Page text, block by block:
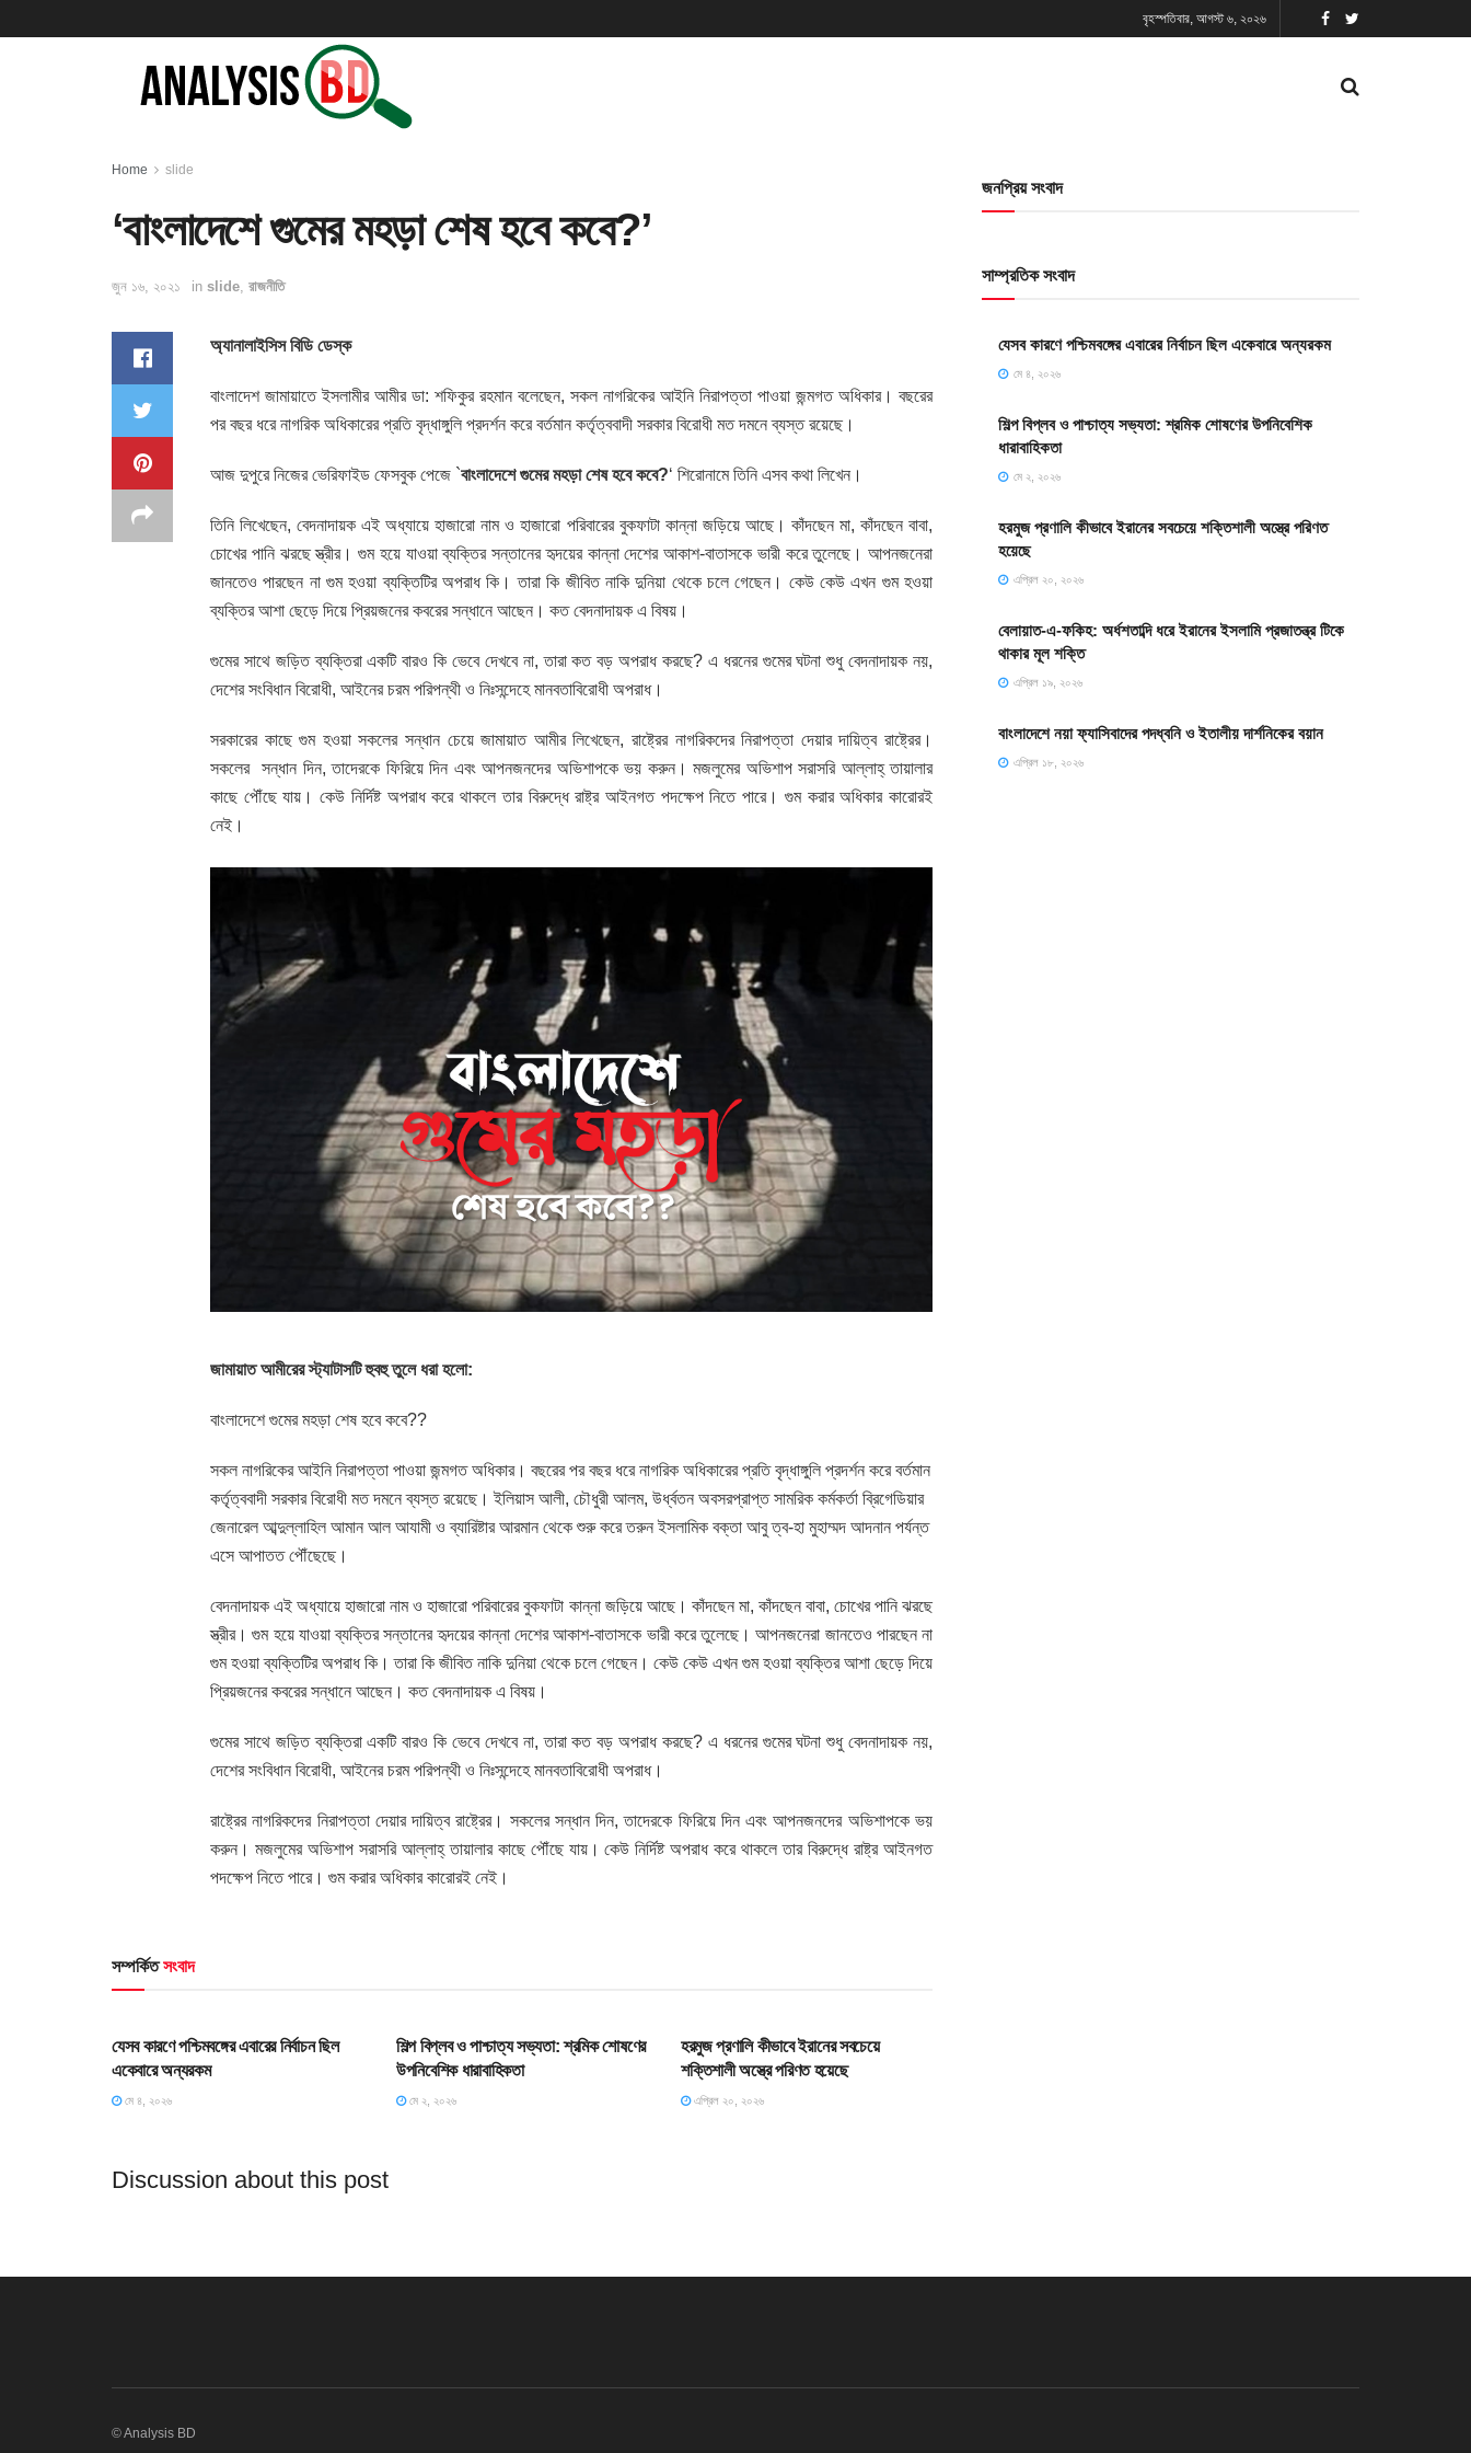
বৃহস্পতিবার, আগস্ট ৬, ২০২৬
Home slide
‘বাংলাদেশে গুমের মহড়া শেষ হবে কবে?’
জুন ১৬, ২০২১ in slide রাজনীতি
অ্যানালাইসিস বিডি ডেস্ক
বাংলাদেশ জামায়াতে ইসলামীর আমীর ডা: শফিকুর রহমান বলেছেন, সকল নাগরিকের আইনি নিরাপত্তা পাওয়া জন্মগত অধিকার। বছরের
পর বছর ধরে নাগরিক অধিকারের প্রতি বৃদ্ধাঙ্গুলি প্রদর্শন করে বর্তমান কর্তৃত্ববাদী সরকার বিরোধী মত দমনে ব্যস্ত রয়েছে।
আজ দুপুরে নিজের ভেরিফাইড ফেসবুক পেজে `বাংলাদেশে গুমের মহড়া শেষ হবে কবে?‘ শিরোনামে তিনি এসব কথা লিখেন।
তিনি লিখেছেন, বেদনাদায়ক এই অধ্যায়ে হাজারো নাম ও হাজারো পরিবারের বুকফাটা কান্না জড়িয়ে আছে। কাঁদছেন মা, কাঁদছেন বাবা,
চোখের পানি ঝরছে স্ত্রীর। গুম হয়ে যাওয়া ব্যক্তির সন্তানের হৃদয়ের কান্না দেশের আকাশ-বাতাসকে ভারী করে তুলেছে। আপনজনেরা
জানতেও পারছেন না গুম হওয়া ব্যক্তিটির অপরাধ কি। তারা কি জীবিত নাকি দুনিয়া থেকে চলে গেছেন। কেউ কেউ এখন গুম হওয়া
ব্যক্তির আশা ছেড়ে দিয়ে প্রিয়জনের কবরের সন্ধানে আছেন। কত বেদনাদায়ক এ বিষয়।
গুমের সাথে জড়িত ব্যক্তিরা একটি বারও কি ভেবে দেখবে না, তারা কত বড় অপরাধ করছে? এ ধরনের গুমের ঘটনা শুধু বেদনাদায়ক নয়,
দেশের সংবিধান বিরোধী, আইনের চরম পরিপন্থী ও নিঃসন্দেহে মানবতাবিরোধী অপরাধ।
সরকারের কাছে গুম হওয়া সকলের সন্ধান চেয়ে জামায়াত আমীর লিখেছেন, রাষ্ট্রের নাগরিকদের নিরাপত্তা দেয়ার দায়িত্ব রাষ্ট্রের।
সকলের সন্ধান দিন, তাদেরকে ফিরিয়ে দিন এবং আপনজনদের অভিশাপকে ভয় করুন। মজলুমের অভিশাপ সরাসরি আল্লাহ্‌ তায়ালার
কাছে পৌঁছে যায়। কেউ নির্দিষ্ট অপরাধ করে থাকলে তার বিরুদ্ধে রাষ্ট্র আইনগত পদক্ষেপ নিতে পারে। গুম করার অধিকার কারোরই
নেই।
জামায়াত আমীরের স্ট্যাটাসটি হুবহু তুলে ধরা হলো:
বাংলাদেশে গুমের মহড়া শেষ হবে কবে??
সকল নাগরিকের আইনি নিরাপত্তা পাওয়া জন্মগত অধিকার। বছরের পর বছর ধরে নাগরিক অধিকারের প্রতি বৃদ্ধাঙ্গুলি প্রদর্শন করে বর্তমান
কর্তৃত্ববাদী সরকার বিরোধী মত দমনে ব্যস্ত রয়েছে। ইলিয়াস আলী, চৌধুরী আলম, উর্ধ্বতন অবসরপ্রাপ্ত সামরিক কর্মকর্তা ব্রিগেডিয়ার
জেনারেল আব্দুল্লাহিল আমান আল আযামী ও ব্যারিষ্টার আরমান থেকে শুরু করে তরুন ইসলামিক বক্তা আবু ত্ব-হা মুহাম্মদ আদনান পর্যন্ত
এসে আপাতত পৌঁছেছে।
বেদনাদায়ক এই অধ্যায়ে হাজারো নাম ও হাজারো পরিবারের বুকফাটা কান্না জড়িয়ে আছে। কাঁদছেন মা, কাঁদছেন বাবা, চোখের পানি ঝরছে
স্ত্রীর। গুম হয়ে যাওয়া ব্যক্তির সন্তানের হৃদয়ের কান্না দেশের আকাশ-বাতাসকে ভারী করে তুলেছে। আপনজনেরা জানতেও পারছেন না
গুম হওয়া ব্যক্তিটির অপরাধ কি। তারা কি জীবিত নাকি দুনিয়া থেকে চলে গেছেন। কেউ কেউ এখন গুম হওয়া ব্যক্তির আশা ছেড়ে দিয়ে
প্রিয়জনের কবরের সন্ধানে আছেন। কত বেদনাদায়ক এ বিষয়।
গুমের সাথে জড়িত ব্যক্তিরা একটি বারও কি ভেবে দেখবে না, তারা কত বড় অপরাধ করছে? এ ধরনের গুমের ঘটনা শুধু বেদনাদায়ক নয়,
দেশের সংবিধান বিরোধী, আইনের চরম পরিপন্থী ও নিঃসন্দেহে মানবতাবিরোধী অপরাধ।
রাষ্ট্রের নাগরিকদের নিরাপত্তা দেয়ার দায়িত্ব রাষ্ট্রের। সকলের সন্ধান দিন, তাদেরকে ফিরিয়ে দিন এবং আপনজনদের অভিশাপকে ভয়
করুন। মজলুমের অভিশাপ সরাসরি আল্লাহ্‌ তায়ালার কাছে পৌঁছে যায়। কেউ নির্দিষ্ট অপরাধ করে থাকলে তার বিরুদ্ধে রাষ্ট্র আইনগত
পদক্ষেপ নিতে পারে। গুম করার অধিকার কারোরই নেই।
সম্পর্কিতসংবাদ
যেসব কারণে পশ্চিমবঙ্গের এবারের নির্বাচন ছিল
একেবারে অন্যরকম
মে ৪, ২০২৬
শিল্প বিপ্লব ও পাশ্চাত্য সভ্যতা: শ্রমিক শোষণের
উপনিবেশিক ধারাবাহিকতা
মে ২, ২০২৬
হরমুজ প্রণালি কীভাবে ইরানের সবচেয়ে
শক্তিশালী অস্ত্রে পরিণত হয়েছে
এপ্রিল ২০, ২০২৬
Discussion about this post
জনপ্রিয় সংবাদ
সাম্প্রতিক সংবাদ
যেসব কারণে পশ্চিমবঙ্গের এবারের নির্বাচন ছিল একেবারে অন্যরকম
মে ৪, ২০২৬
শিল্প বিপ্লব ও পাশ্চাত্য সভ্যতা: শ্রমিক শোষণের উপনিবেশিক
ধারাবাহিকতা
মে ২, ২০২৬
হরমুজ প্রণালি কীভাবে ইরানের সবচেয়ে শক্তিশালী অস্ত্রে পরিণত
হয়েছে
এপ্রিল ২০, ২০২৬
বেলায়াত-এ-ফকিহ: অর্ধশতাব্দি ধরে ইরানের ইসলামি প্রজাতন্ত্র টিকে
থাকার মূল শক্তি
এপ্রিল ১৯, ২০২৬
বাংলাদেশে নয়া ফ্যাসিবাদের পদধ্বনি ও ইতালীয় দার্শনিকের বয়ান
এপ্রিল ১৮, ২০২৬
© Analysis BD